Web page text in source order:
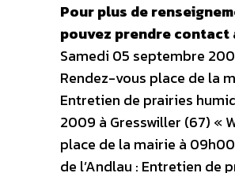
Pour plus de
pouvez prendre contact
Samedi 05 septembre
Rendez-vous place de la
Entretien de prairies
2009 à Gresswiller (67) «
place de la mairie à
de l’Andlau : Entretien de